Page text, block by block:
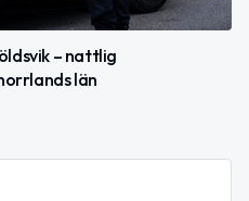
– nattlig
län